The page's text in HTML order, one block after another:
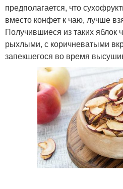
предполагается, что
вместо конфет к чаю, лучше
Получившиеся из таких яблок
рыхлыми, с коричневатыми
запекшегося во время